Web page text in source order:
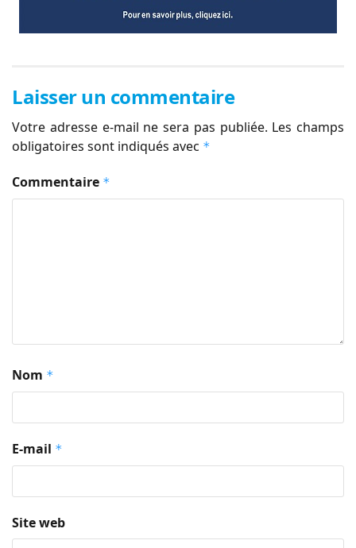
Laisser un commentaire
Votre adresse e-mail ne sera pas publiée. Les champs
obligatoires sont indiqués avec *
Commentaire *
Nom *
E-mail *
Site web